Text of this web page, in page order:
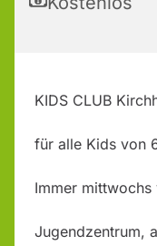
KIDS CLUB
für alle Kids von
Immer mittwochs
Jugendzentrum,